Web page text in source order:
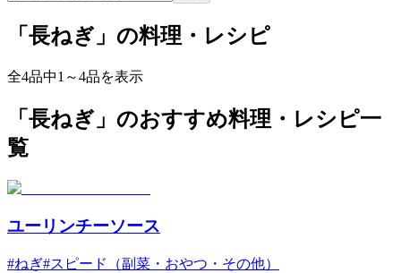
「長ねぎ」の料理・レシピ
全4品中1～4品を表示
「長ねぎ」のおすすめ料理・レシピ一
覧
ユーリンチーソース
#ねぎ#スピード（副菜・おやつ・その他）